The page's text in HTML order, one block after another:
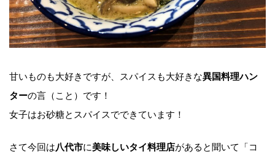
甘いものも大好きですが、スパイスも大好きな異国料理ハン
ターの言（こと）です！
女子はお砂糖とスパイスでできています！
さて今回は八代市に美味しいタイ料理店があると聞いて「コ